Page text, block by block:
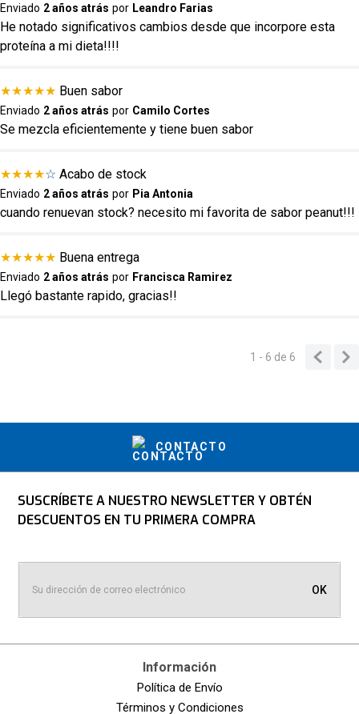
Dirección de email
ENVIAR COMENTARIO
Enviado 2 años atrás por Leandro Farias
He notado significativos cambios desde que incorpore esta
proteína a mi dieta!!!!
★★★★★ Buen sabor
Enviado 2 años atrás por Camilo Cortes
Se mezcla eficientemente y tiene buen sabor
★★★★☆ Acabo de stock
Enviado 2 años atrás por Pia Antonia
cuando renuevan stock? necesito mi favorita de sabor peanut!!!
★★★★★ Buena entrega
Enviado 2 años atrás por Francisca Ramirez
Llegó bastante rapido, gracias!!
1 - 6 de 6
CONTACTO
SUSCRÍBETE A NUESTRO NEWSLETTER Y OBTÉN
DESCUENTOS EN TU PRIMERA COMPRA
OK
Información
Política de Envío
Términos y Condiciones